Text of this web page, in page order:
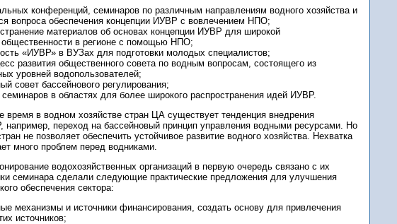
конференций, семинаров по различным направлениям водного хозяйства и
вопроса обеспечения концепции ИУВР с вовлечением НПО;
материалов об основах концепции ИУВР для широкой
в регионе с помощью НПО;
«ИУВР» в ВУЗах для подготовки молодых специалистов;
развития общественного совета по водным вопросам, состоящего из
уровней водопользователей;
совет бассейнового регулирования;
в областях для более широкого распространения идей ИУВР.
время в водном хозяйстве стран ЦА существует тенденция внедрения
например, переход на бассейновый принцип управления водными ресурсами. Но
не позволяет обеспечить устойчивое развитие водного хозяйства. Нехватка
много проблем перед водниками.
водохозяйственных организаций в первую очередь связано с их
семинара сделали следующие практические предложения для улучшения
обеспечения сектора:
механизмы и источники финансирования, создать основу для привлечения
источников;